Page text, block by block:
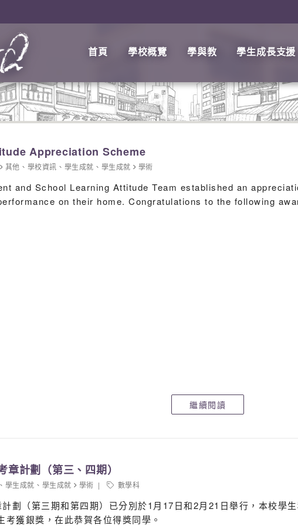
首頁 學校概覽 學與教 學生成長支援
Appreciation Scheme
其他 、 學校資訊 、 學生成就 、 學生成就 學術
and School Learning Attitude Team established an
on their home. Congratulations to the following
繼續閱讀
計劃（第三、四期）
、 學生成就 、 學生成就 學術 數學科
劃（第三期和第四期）已分別於1月17日和2月21日舉行，本校學
獲銀獎，在此恭賀各位得獎同學。